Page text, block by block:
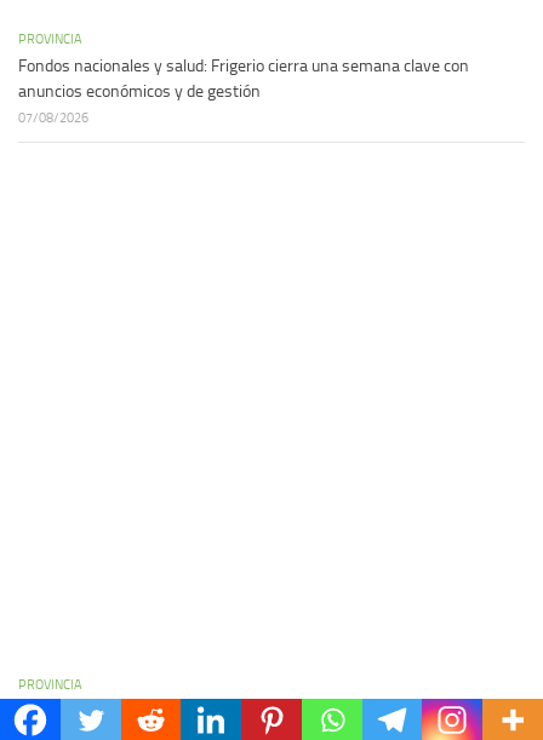
PROVINCIA
Fondos nacionales y salud: Frigerio cierra una semana clave con
anuncios económicos y de gestión
07/08/2026
PROVINCIA
El Senado de Entre Ríos distingue a Emanuel Noir y se reconfigura el